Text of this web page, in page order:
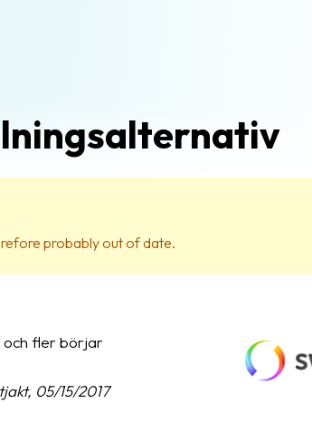
probably out of date.
och fler börjar
05/15/2017